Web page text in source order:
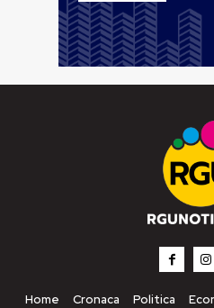
Home Cronaca Politica